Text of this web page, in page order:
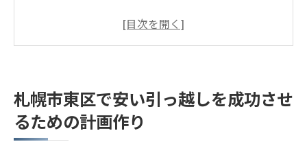
地域の引っ越し業者のリサーチ
見積もりを取る際のポイント
引っ越し費用を抑えるための札幌市東区の賢い
札幌市東区で安い引っ越しを成功させ
るための計画作り